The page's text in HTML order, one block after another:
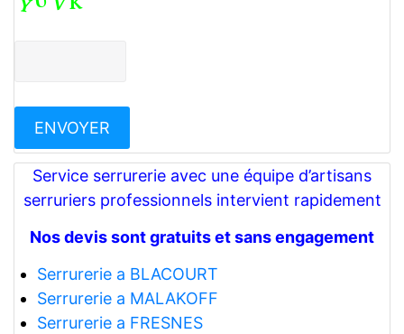
Service serrurerie avec une équipe d’artisans
serruriers professionnels intervient rapidement
Nos devis sont gratuits et sans engagement
Serrurerie a BLACOURT
Serrurerie a MALAKOFF
Serrurerie a FRESNES